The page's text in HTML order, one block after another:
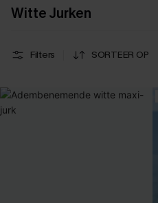
Witte Jurken
Filters SORTEER OP